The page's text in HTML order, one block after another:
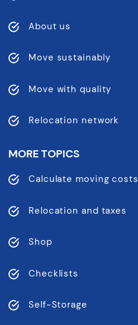
About us
Move sustainably
Move with quality
Relocation network
MORE TOPICS
Calculate moving costs
Relocation and taxes
Shop
Checklists
Self-Storage